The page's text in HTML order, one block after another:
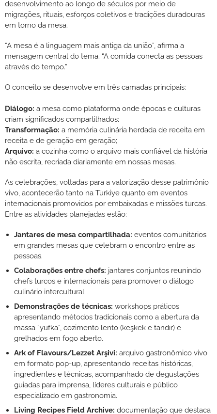
desenvolvimento ao longo de séculos por meio de
migrações, rituais, esforços coletivos e tradições duradouras
em torno da mesa.
“A mesa é a linguagem mais antiga da união”, afirma a
mensagem central do tema. “A comida conecta as pessoas
através do tempo.”
O conceito se desenvolve em três camadas principais:
Diálogo: a mesa como plataforma onde épocas e culturas
criam significados compartilhados;
Transformação: a memória culinária herdada de receita em
receita e de geração em geração;
Arquivo: a cozinha como o arquivo mais confiável da história
não escrita, recriada diariamente em nossas mesas.
As celebrações, voltadas para a valorização desse patrimônio
vivo, acontecerão tanto na Türkiye quanto em eventos
internacionais promovidos por embaixadas e missões turcas.
Entre as atividades planejadas estão:
Jantares de mesa compartilhada: eventos comunitários
em grandes mesas que celebram o encontro entre as
pessoas.
Colaborações entre chefs: jantares conjuntos reunindo
chefs turcos e internacionais para promover o diálogo
culinário intercultural.
Demonstrações de técnicas: workshops práticos
apresentando métodos tradicionais como a abertura da
massa “yufka”, cozimento lento (keşkek e tandır) e
grelhados em fogo aberto.
Ark of Flavours/Lezzet Arşivi: arquivo gastronômico vivo
em formato pop-up, apresentando receitas históricas,
ingredientes e técnicas, acompanhado de degustações
guiadas para imprensa, líderes culturais e público
especializado em gastronomia.
Living Recipes Field Archive: documentação que destaca